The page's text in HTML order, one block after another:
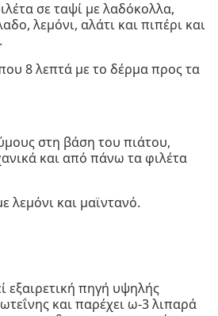
σε ταψί με λαδόκολλα,
λεμόνι, αλάτι και πιπέρι και
8 λεπτά με το δέρμα προς τα
στη βάση του πιάτου,
και από πάνω τα φιλέτα
και μαϊντανό.
εξαιρετική πηγή υψηλής
και παρέχει ω-3 λιπαρά